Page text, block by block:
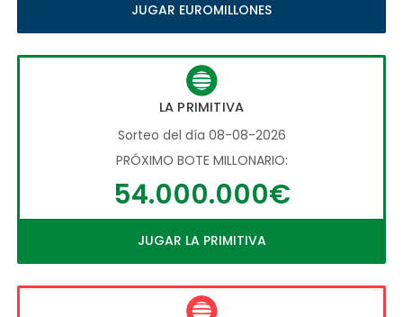
JUGAR EUROMILLONES
LA PRIMITIVA
Sorteo del día 08-08-2026
PRÓXIMO BOTE MILLONARIO:
54.000.000€
JUGAR LA PRIMITIVA